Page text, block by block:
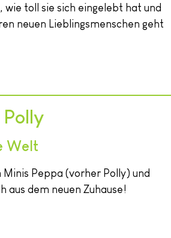
wie toll sie sich eingelebt hat und
neuen Lieblingsmenschen geht
Welt
Peppa (vorher Polly) und
aus dem neuen Zuhause!